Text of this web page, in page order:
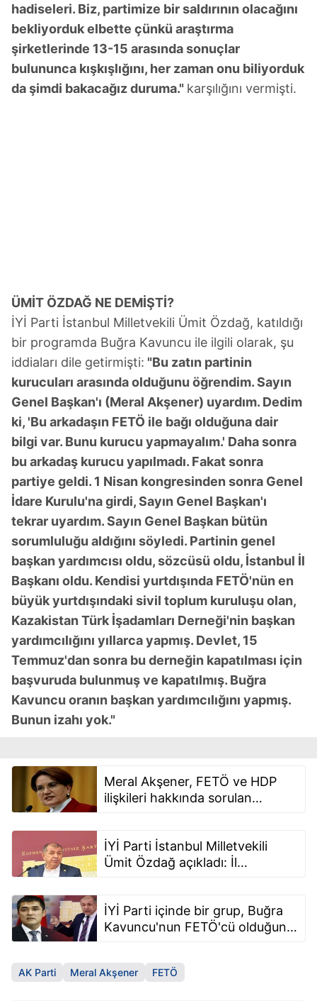
hadiseleri. Biz, partimize bir saldırının olacağını
bekliyorduk elbette çünkü araştırma
şirketlerinde 13-15 arasında sonuçlar
bulununca kışkışlığını, her zaman onu biliyorduk
da şimdi bakacağız duruma." karşılığını vermişti.
ÜMİT ÖZDAĞ NE DEMİŞTİ?
İYİ Parti İstanbul Milletvekili Ümit Özdağ, katıldığı
bir programda Buğra Kavuncu ile ilgili olarak, şu
iddiaları dile getirmişti: "Bu zatın partinin
kurucuları arasında olduğunu öğrendim. Sayın
Genel Başkan'ı (Meral Akşener) uyardım. Dedim
ki, 'Bu arkadaşın FETÖ ile bağı olduğuna dair
bilgi var. Bunu kurucu yapmayalım.' Daha sonra
bu arkadaş kurucu yapılmadı. Fakat sonra
partiye geldi. 1 Nisan kongresinden sonra Genel
İdare Kurulu'na girdi, Sayın Genel Başkan'ı
tekrar uyardım. Sayın Genel Başkan bütün
sorumluluğu aldığını söyledi. Partinin genel
başkan yardımcısı oldu, sözcüsü oldu, İstanbul İl
Başkanı oldu. Kendisi yurtdışında FETÖ'nün en
büyük yurtdışındaki sivil toplum kuruluşu olan,
Kazakistan Türk İşadamları Derneği'nin başkan
yardımcılığını yıllarca yapmış. Devlet, 15
Temmuz'dan sonra bu derneğin kapatılması için
başvuruda bulunmuş ve kapatılmış. Buğra
Kavuncu oranın başkan yardımcılığını yapmış.
Bunun izahı yok."
Meral Akşener, FETÖ ve HDP
ilişkileri hakkında sorulan
İYİ Parti İstanbul Milletvekili
Ümit Özdağ açıkladı: İl
İYİ Parti içinde bir grup, Buğra
Kavuncu'nun FETÖ'cü olduğunu
ihracını istedi
AK Parti Meral Akşener FETÖ